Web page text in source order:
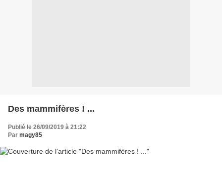
Des mammifères ! ...
Publié le 26/09/2019 à 21:22
Par magy85